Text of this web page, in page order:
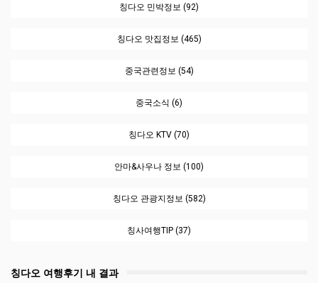
칭다오 민박정보 (92)
칭다오 맛집정보 (465)
중국관련정보 (54)
중국소식 (6)
칭다오 KTV (70)
안마&사우나 정보 (100)
칭다오 관광지정보 (582)
칭사여행TIP (37)
칭다오 여행후기 내 결과